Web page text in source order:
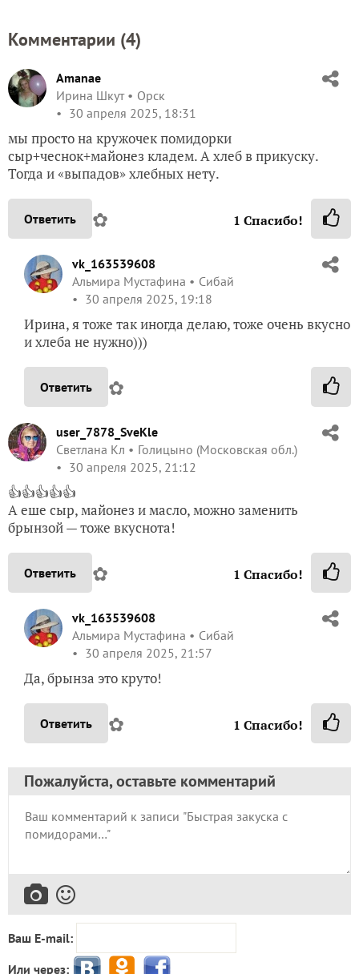
Комментарии (4)
Amanae
Ирина Шкут
Орск
30 апреля 2025, 18:31
мы просто на кружочек помидорки
сыр+чеснок+майонез кладем. А хлеб в прикуску.
Тогда и «выпадов» хлебных нету.
Ответить ✿ 1 Спасибо!
vk_163539608
Альмира Мустафина
Сибай
30 апреля 2025, 19:18
Ирина, я тоже так иногда делаю, тоже очень вкусно
и хлеба не нужно)))
Ответить ✿
user_7878_SveKle
Светлана Кл
Голицыно (Московская обл.)
30 апреля 2025, 21:12
👍👍👍👍👍
А еше сыр, майонез и масло, можно заменить
брынзой — тоже вкуснота!
Ответить ✿ 1 Спасибо!
vk_163539608
Альмира Мустафина
Сибай
30 апреля 2025, 21:57
Да, брынза это круто!
Ответить ✿ 1 Спасибо!
Пожалуйста, оставьте комментарий
Ваш E-mail:
Или через: